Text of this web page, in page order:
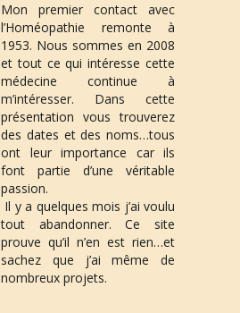
Mon premier contact avec
l’Homéopathie remonte à
1953. Nous sommes en 2008
et tout ce qui intéresse cette
médecine continue à
m’intéresser. Dans cette
présentation vous trouverez
des dates et des noms…tous
ont leur importance car ils
font partie d’une véritable
passion.
tout abandonner. Ce site
prouve qu’il n’en est rien…et
sachez que j’ai même de
nombreux projets.